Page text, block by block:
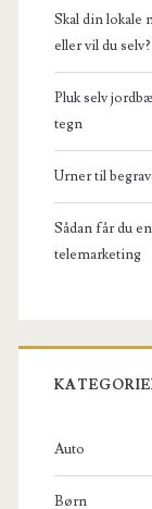
Skal din lokale
eller vil du selv?
Pluk selv
tegn
Urner til
Sådan får du
telemarketing
Auto
Børn